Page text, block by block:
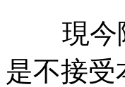
現今除
是不接